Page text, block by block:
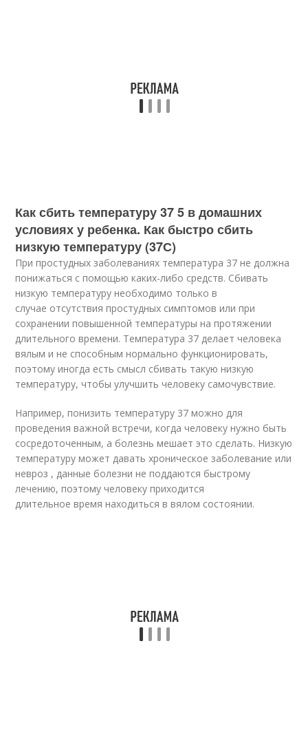
Как сбить температуру 37 5 в домашних
условиях у ребенка. Как быстро сбить
низкую температуру (37С)
При простудных заболеваниях температура 37 не должна
понижаться с помощью каких-либо средств. Сбивать
низкую температуру необходимо только в
случае отсутствия простудных симптомов или при
сохранении повышенной температуры на протяжении
длительного времени. Температура 37 делает человека
вялым и не способным нормально функционировать,
поэтому иногда есть смысл сбивать такую низкую
температуру, чтобы улучшить человеку самочувствие.
Например, понизить температуру 37 можно для
проведения важной встречи, когда человеку нужно быть
сосредоточенным, а болезнь мешает это сделать. Низкую
температуру может давать хроническое заболевание или
невроз , данные болезни не поддаются быстрому
лечению, поэтому человеку приходится
длительное время находиться в вялом состоянии.